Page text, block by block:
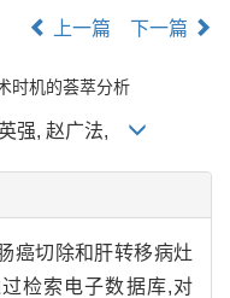
上一篇 下一篇
时机的荟萃分析
强, 赵广法,
癌切除和肝转移病灶
检索电子数据库,对